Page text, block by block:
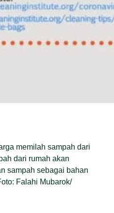
memilah sampah dari
dari rumah akan
sampah sebagai bahan
Falahi Mubarok/